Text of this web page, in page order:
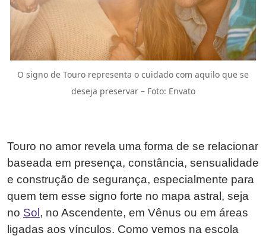
O signo de Touro representa o cuidado com aquilo que se
deseja preservar – Foto: Envato
Touro no amor revela uma forma de se relacionar
baseada em presença, constância, sensualidade
e construção de segurança, especialmente para
quem tem esse signo forte no mapa astral, seja
no Sol , no Ascendente, em Vênus ou em áreas
ligadas aos vínculos. Como vemos na escola